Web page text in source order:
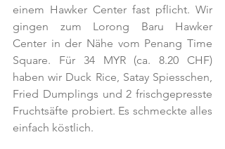
einem Hawker Center fast pflicht. Wir
gingen zum Lorong Baru Hawker
Center in der Nähe vom Penang Time
Square. Für 34 MYR (ca. 8.20 CHF)
haben wir Duck Rice, Satay Spiesschen,
Fried Dumplings und 2 frischgepresste
Fruchtsäfte probiert. Es schmeckte alles
einfach köstlich.